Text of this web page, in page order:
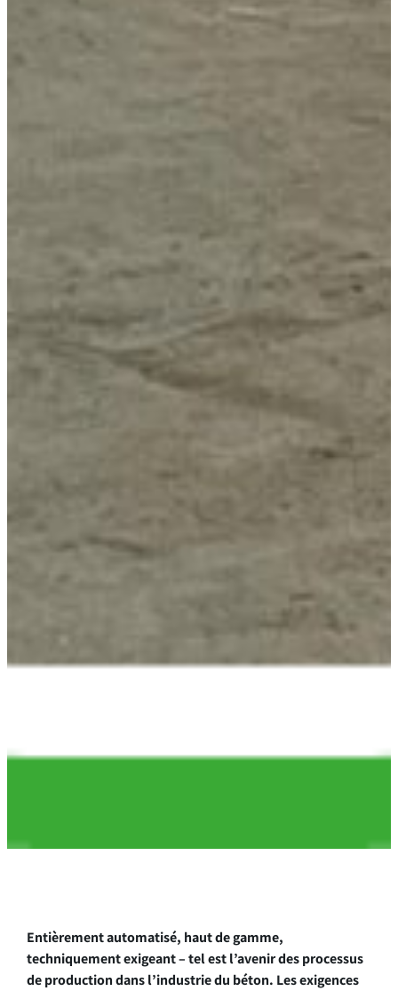
Entièrement automatisé, haut de gamme,
techniquement exigeant – tel est l’avenir des processus
de production dans l’industrie du béton. Les exigences